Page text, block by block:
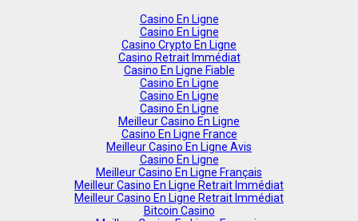
Casino En Ligne
Casino En Ligne
Casino Crypto En Ligne
Casino Retrait Immédiat
Casino En Ligne Fiable
Casino En Ligne
Casino En Ligne
Casino En Ligne
Meilleur Casino En Ligne
Casino En Ligne France
Meilleur Casino En Ligne Avis
Casino En Ligne
Meilleur Casino En Ligne Français
Meilleur Casino En Ligne Retrait Immédiat
Meilleur Casino En Ligne Retrait Immédiat
Bitcoin Casino